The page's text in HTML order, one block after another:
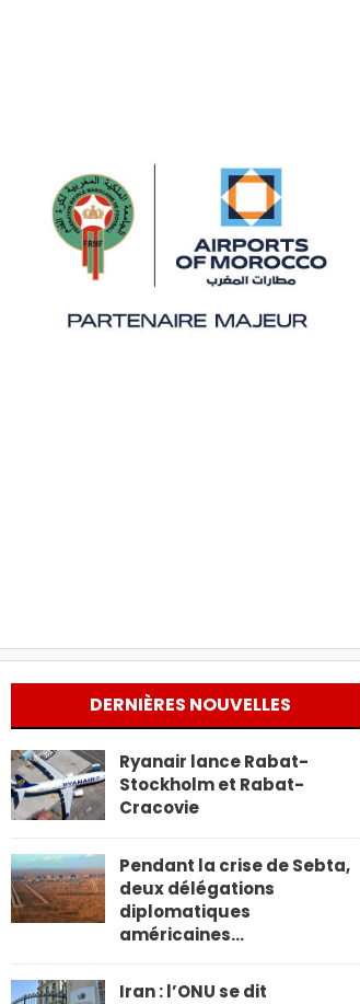
DERNIÈRES NOUVELLES
Ryanair lance Rabat-
Stockholm et Rabat-
Cracovie
Pendant la crise de Sebta,
deux délégations
diplomatiques
américaines…
Iran : l’ONU se dit